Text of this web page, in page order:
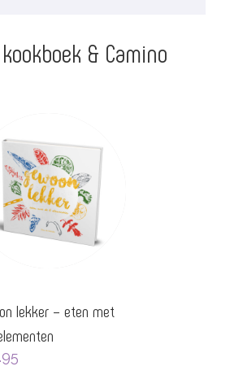
& Camino
lekker – eten met